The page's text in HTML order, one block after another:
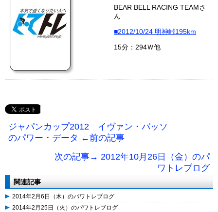
BEAR BELL RACING TEAMさ
ん
■2012/10/24 明神峠195km
15分：294Ｗ他
ジャパンカップ2012 イヴァン・バッソ
のパワー・データ ←前の記事
次の記事→ 2012年10月26日（金）のパ
ワトレブログ
関連記事
2014年2月6日（木）のパワトレブログ
2014年2月25日（火）のパワトレブログ